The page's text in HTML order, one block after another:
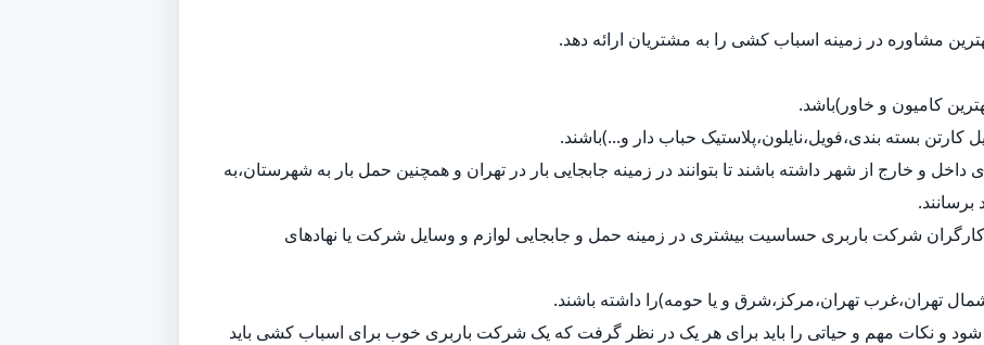
مشاوره در زمینه اسباب کشی را به مشتریان ارائه دهد.
کامیون و خاور)باشد.
کارتن بسته بندی،فویل،نایلون،پلاستیک حباب دار و...)باشند.
و خارج از شهر داشته باشند تا بتوانند در زمینه جابجایی بار در تهران و همچنین حمل بار به شهرستان،به
شرکت باربری حساسیت بیشتری در زمینه حمل و جابجایی لوازم و وسایل شرکت یا نهادهای
تهران،غرب تهران،مرکز،شرق و یا حومه)را داشته باشند.
و نکات مهم و حیاتی را باید برای هر یک در نظر گرفت که یک شرکت باربری خوب برای اسباب کشی باید